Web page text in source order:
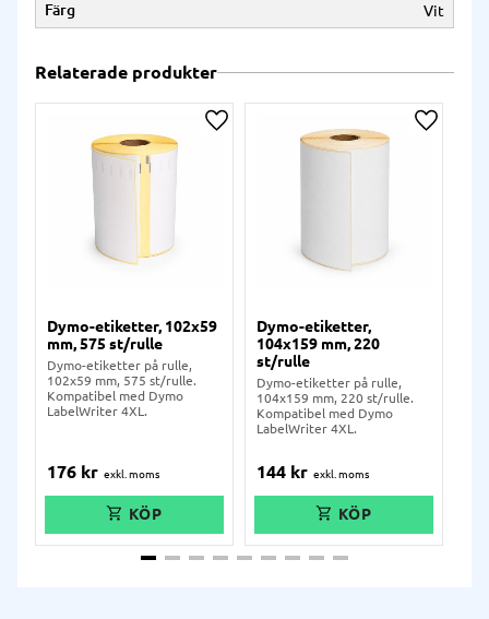
Färg
Vit
Relaterade produkter
Dymo-etiketter, 102x59
mm, 575 st/rulle
Dymo-etiketter på rulle,
102x59 mm, 575 st/rulle.
Kompatibel med Dymo
LabelWriter 4XL.
176 kr
Lägg till i önskelista
Dymo-etiketter,
104x159 mm, 220
st/rulle
Dymo-etiketter på rulle,
104x159 mm, 220 st/rulle.
Kompatibel med Dymo
LabelWriter 4XL.
144 kr
Lägg till